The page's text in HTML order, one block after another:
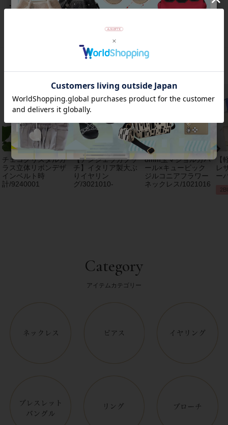
返品について
チェコクリスタルガ
ラス立体リボンデザ
インベルト時
計/9240001
【アンジェラカプッ
チ】イタリア製大ぶ
りイヤリン
グ/3021010-
8mm玉マジョルカパ
ール×キュービック
ジルコニアフラワー
ネックレス/1021016
【
レ
ー
Category
アイテムカテゴリー